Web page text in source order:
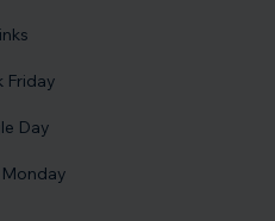
Friday
Day